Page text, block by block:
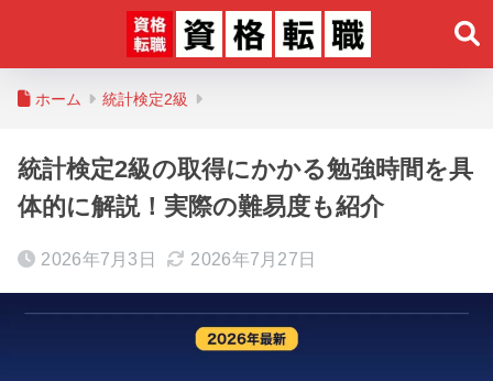
ホーム 統計検定2級
統計検定2級の取得にかかる勉強時間を具
体的に解説！実際の難易度も紹介
2026年7月3日 2026年7月27日